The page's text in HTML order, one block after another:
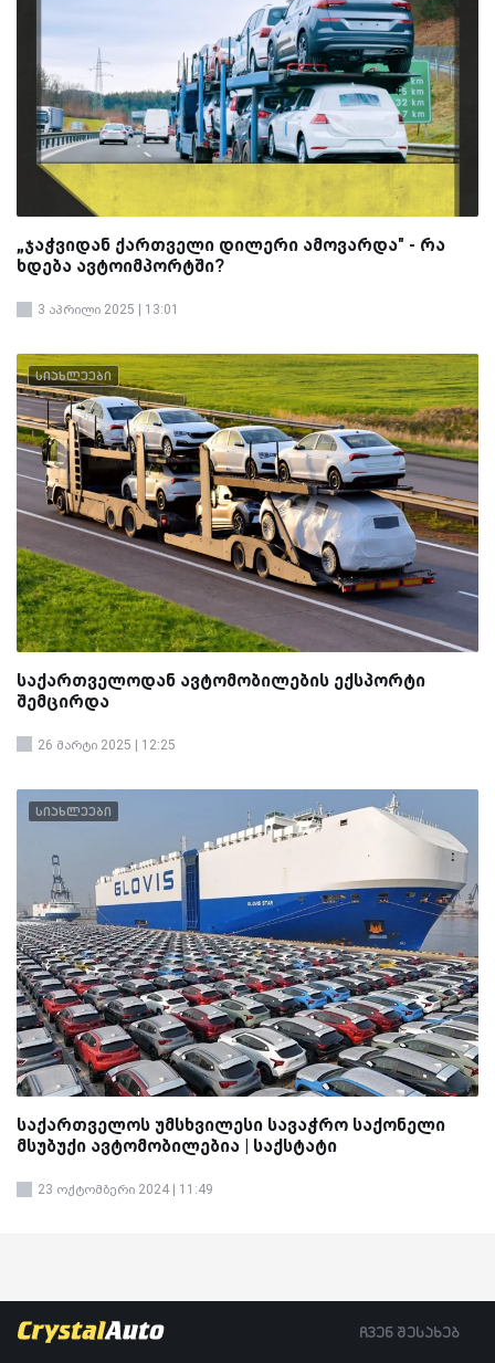
„ჯაჭვიდან ქართველი დილერი ამოვარდა" - რა
ხდება ავტოიმპორტში?
3 აპრილი 2025 | 13:01
სიახლეები
საქართველოდან ავტომობილების ექსპორტი
შემცირდა
26 მარტი 2025 | 12:25
სიახლეები
საქართველოს უმსხვილესი სავაჭრო საქონელი
მსუბუქი ავტომობილებია | საქსტატი
23 ოქტომბერი 2024 | 11:49
ჩვენ შესახებ